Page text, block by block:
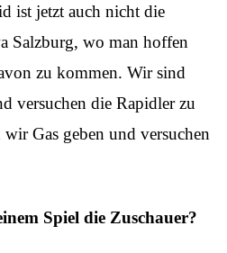
ist jetzt auch nicht die
Salzburg, wo man hoffen
zu kommen. Wir sind
versuchen die Rapidler zu
Gas geben und versuchen
Spiel die Zuschauer?